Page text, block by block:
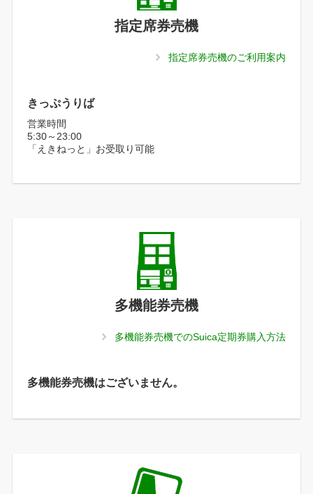
指定席券売機
指定席券売機のご利用案内
きっぷうりば
営業時間
5:30～23:00
「えきねっと」お受取り可能
多機能券売機
多機能券売機でのSuica定期券購入方法
多機能券売機はございません。